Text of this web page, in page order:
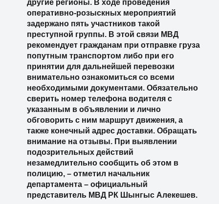
другие регионы. В ходе проведения
оперативно-розыскных мероприятий
задержано пять участников такой
преступной группы. В этой связи МВД
рекомендует гражданам при отправке груза
попутным транспортом либо при его
принятии для дальнейшей перевозки
внимательно ознакомиться со всеми
необходимыми документами. Обязательно
сверить номер телефона водителя с
указанным в объявлении и лично
обговорить с ним маршрут движения, а
также конечный адрес доставки. Обращать
внимание на отзывы. При выявлении
подозрительных действий
незамедлительно сообщить об этом в
полицию, – отметил начальник
департамента – официальный
представитель МВД РК Шынгыс Алекешев.